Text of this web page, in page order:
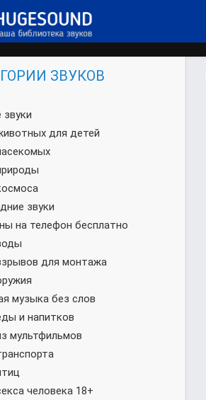
ЗВУКОВ
для детей
звуки
на телефон бесплатно
для монтажа
музыка без слов
и напитков
мультфильмов
человека 18+